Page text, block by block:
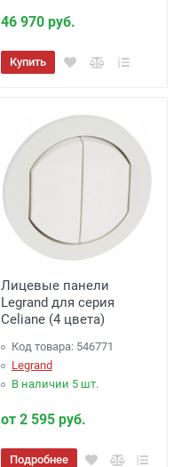
46 970 руб.
Купить
Лицевые панели
Legrand для серия
Celiane (4 цвета)
Код товара: 546771
Legrand
В наличии 5 шт.
от 2 595 руб.
Подробнее